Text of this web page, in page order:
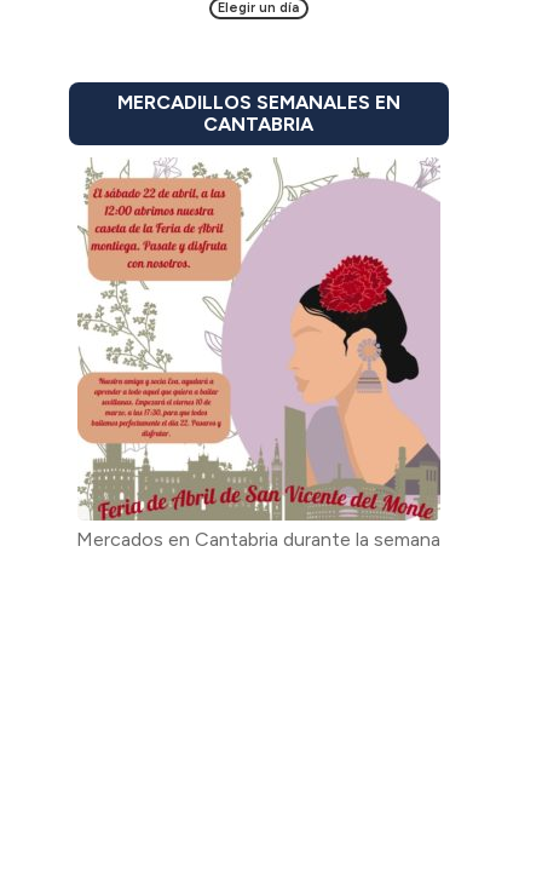
Elegir un día
MERCADILLOS SEMANALES EN
CANTABRIA
Mercados en Cantabria durante la semana